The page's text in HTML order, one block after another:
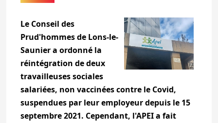
Le Conseil des
Prud'hommes de Lons-le-
Saunier a ordonné la
réintégration de deux
travailleuses sociales
salariées, non vaccinées contre le Covid,
suspendues par leur employeur depuis le 15
septembre 2021. Cependant, l'APEI a fait